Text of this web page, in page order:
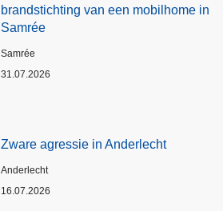
brandstichting van een mobilhome in
Samrée
Plaats
Samrée
31.07.2026
Zware agressie in Anderlecht
Plaats
Anderlecht
16.07.2026